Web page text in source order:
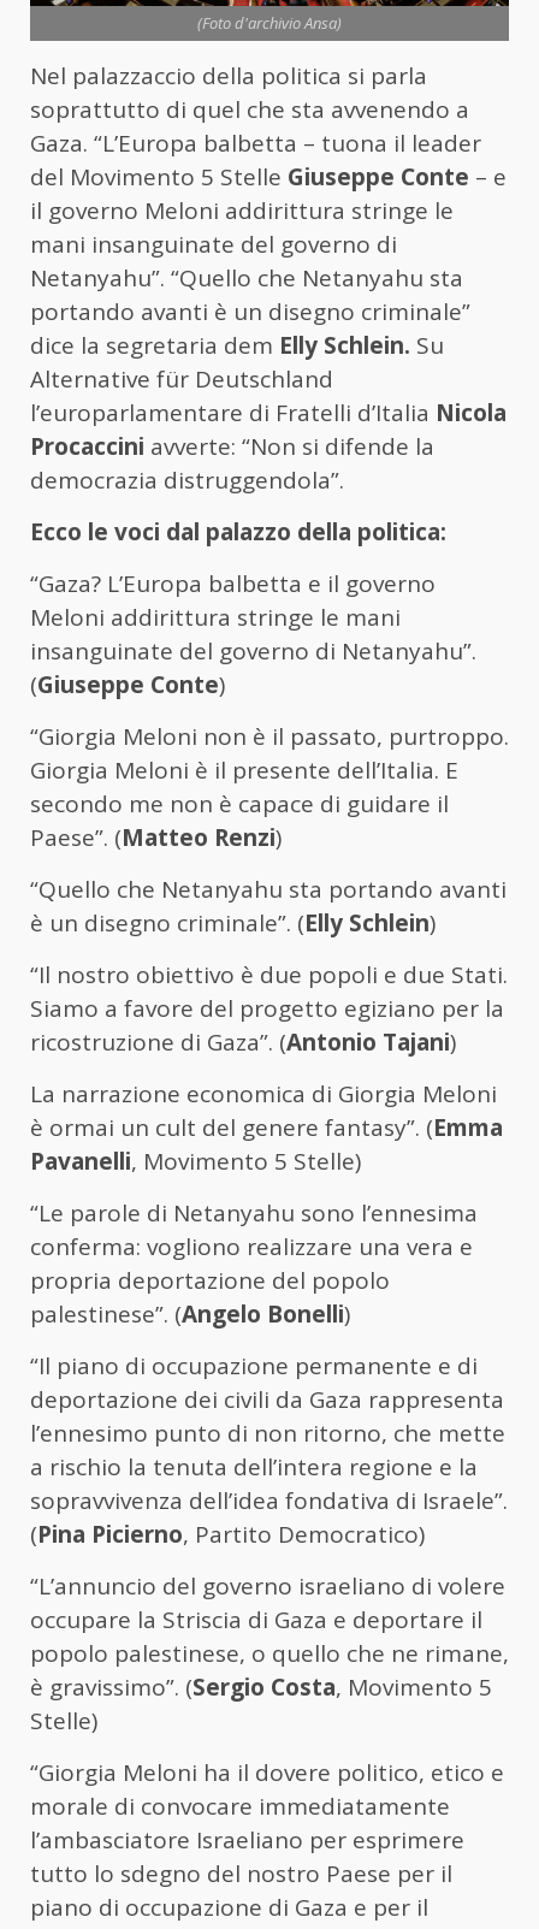
(Foto d'archivio Ansa)
Nel palazzaccio della politica si parla
soprattutto di quel che sta avvenendo a
Gaza. “L’Europa balbetta – tuona il leader
del Movimento 5 Stelle Giuseppe Conte – e
il governo Meloni addirittura stringe le
mani insanguinate del governo di
Netanyahu”. “Quello che Netanyahu sta
portando avanti è un disegno criminale”
dice la segretaria dem Elly Schlein. Su
Alternative für Deutschland
l’europarlamentare di Fratelli d’Italia Nicola
Procaccini avverte: “Non si difende la
democrazia distruggendola”.
Ecco le voci dal palazzo della politica:
“Gaza? L’Europa balbetta e il governo
Meloni addirittura stringe le mani
insanguinate del governo di Netanyahu”.
(Giuseppe Conte)
“Giorgia Meloni non è il passato, purtroppo.
Giorgia Meloni è il presente dell’Italia. E
secondo me non è capace di guidare il
Paese”. (Matteo Renzi)
“Quello che Netanyahu sta portando avanti
è un disegno criminale”. (Elly Schlein)
“Il nostro obiettivo è due popoli e due Stati.
Siamo a favore del progetto egiziano per la
ricostruzione di Gaza”. (Antonio Tajani)
La narrazione economica di Giorgia Meloni
è ormai un cult del genere fantasy”. (Emma
Pavanelli, Movimento 5 Stelle)
“Le parole di Netanyahu sono l’ennesima
conferma: vogliono realizzare una vera e
propria deportazione del popolo
palestinese”. (Angelo Bonelli)
“Il piano di occupazione permanente e di
deportazione dei civili da Gaza rappresenta
l’ennesimo punto di non ritorno, che mette
a rischio la tenuta dell’intera regione e la
sopravvivenza dell’idea fondativa di Israele”.
(Pina Picierno, Partito Democratico)
“L’annuncio del governo israeliano di volere
occupare la Striscia di Gaza e deportare il
popolo palestinese, o quello che ne rimane,
è gravissimo”. (Sergio Costa, Movimento 5
Stelle)
“Giorgia Meloni ha il dovere politico, etico e
morale di convocare immediatamente
l’ambasciatore Israeliano per esprimere
tutto lo sdegno del nostro Paese per il
piano di occupazione di Gaza e per il